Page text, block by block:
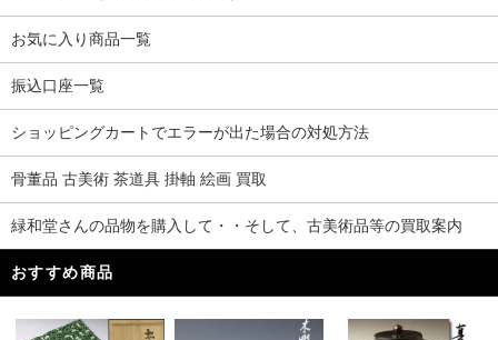
お気に入り商品一覧
振込口座一覧
ショッピングカートでエラーが出た場合の対処方法
骨董品 古美術 茶道具 掛軸 絵画 買取
緑和堂さんの品物を購入して・・そして、古美術品等の買取案内
おすすめ商品